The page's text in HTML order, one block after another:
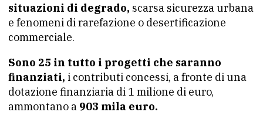
situazioni di degrado, scarsa sicurezza urbana
e fenomeni di rarefazione o desertificazione
commerciale.
Sono 25 in tutto i progetti che saranno
finanziati, i contributi concessi, a fronte di una
dotazione finanziaria di 1 milione di euro,
ammontano a 903 mila euro.